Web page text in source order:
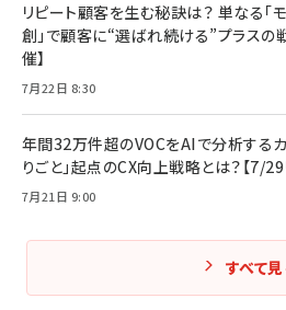
リピート顧客を生む秘訣は？ 単なる「
創」で顧客に“選ばれ続ける”プラスの
催】
7月22日 8:30
年間32万件超のVOCをAIで分析するカ
りごと」起点のCX向上戦略とは？【7/
7月21日 9:00
すべて